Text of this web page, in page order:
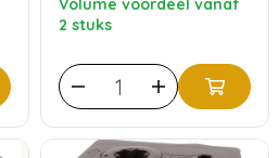
Volume voordeel vanaf
2 stuks